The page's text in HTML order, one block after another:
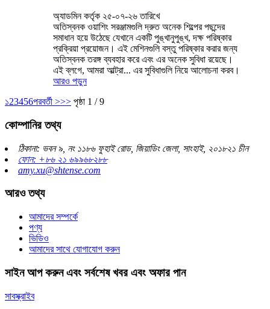
অ্যাডমিন কর্তৃক ২৫-০৭-২৬ তারিখে
অতিস্বনক ওয়াশিং সরঞ্জামগুলি দ্রুত অনেক শিল্পের পছন্দের
সমাধান হয়ে উঠেছে যেখানে একটি পুঙ্খানুপুঙ্খ, দক্ষ পরিষ্কার
প্রক্রিয়া প্রয়োজন। এই মেশিনগুলি বস্তু পরিষ্কার করার জন্য
অতিস্বনক তরঙ্গ ব্যবহার করে এবং এর অনেক সুবিধা রয়েছে।
এই ব্লগে, আমরা আল্ট্রা... এর সুবিধাগুলি নিয়ে আলোচনা করব।
আরও পড়ুন
১23456পরবর্তী >>> পৃষ্ঠা 1 / 9
কোম্পানির তথ্য
ঠিকানা: ভবন ৯, নং ১১৮৬ ফুহাই রোড, জিয়াডিং জেলা, সাংহাই, ২০১৮২১ চীন
ফোন: +৮৬ ২১ ৬৯৯৬৮২৮৮
amy.xu@shtense.com
আরও তথ্য
আমাদের সম্পর্কে
পণ্য
ভিডিও
আমাদের সাথে যোগাযোগ করুন
সাইন আপ করুন এবং সর্বশেষ খবর এবং অফার পান
সাবস্ক্রাইব